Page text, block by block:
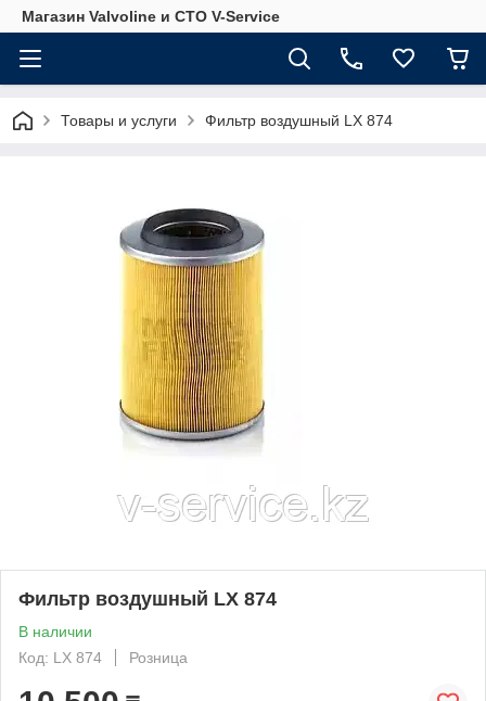
Магазин Valvoline и СТО V-Service
Товары и услуги Фильтр воздушный LX 874
Фильтр воздушный LX 874
В наличии
Код: LX 874
Розница